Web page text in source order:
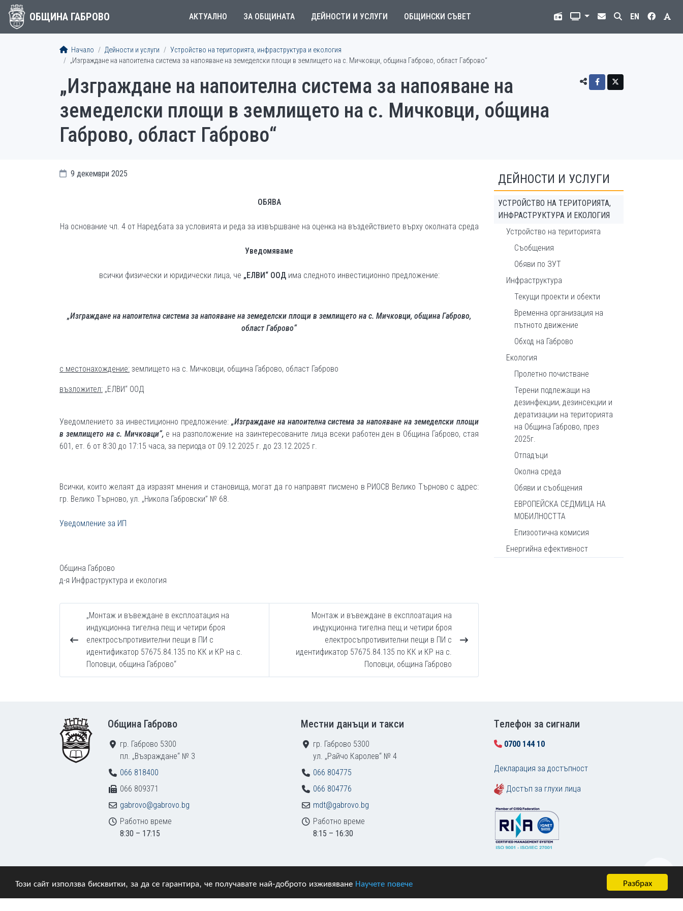
Разбрах
Този сайт използва бисквитки, за да се гарантира, че получавате най-доброто изживяване Научете повече
ОБЩИНА ГАБРОВО АКТУАЛНО ЗА ОБЩИНАТА ДЕЙНОСТИ И УСЛУГИ ОБЩИНСКИ СЪВЕТ EN
Начало Дейности и услуги
Устройство на територията, инфраструктура и екология
„Изграждане на напоителна система за напояване на земеделски площи в землището на с. Мичковци, община Габрово, област Габрово“
„Изграждане на напоителна система за напояване на
земеделски площи в землището на с. Мичковци, община
Габрово, област Габрово“
9 декември 2025
ОБЯВА
На основание чл. 4 от Наредбата за условията и реда за извършване на оценка на въздействието върху околната среда
Уведомяваме
всички физически и юридически лица, че „ЕЛВИ“ ООДима следното инвестиционно предложение:
„Изграждане на напоителна система за напояване на земеделски площи в землището на с. Мичковци, община Габрово,
област Габрово“
с местонахождение: землището на с. Мичковци, община Габрово, област Габрово
възложител: „ЕЛВИ“ ООД
Уведомлението за инвестиционно предложение: „Изграждане на напоителна система за напояване на земеделски площи
в землището на с. Мичковци“, е на разположение на заинтересованите лица всеки работен ден в Община Габрово, стая
601, ет. 6 от 8:30 до 17:15 часа, за периода от 09.12.2025 г. до 23.12.2025 г.
Всички, които желаят да изразят мнения и становища, могат да го направят писмено в РИОСВ Велико Търново с адрес:
гр. Велико Търново, ул. „Никола Габровски” № 68.
Уведомление за ИП
Община Габрово
д-я Инфраструктура и екология
„Монтаж и въвеждане в експлоатация на
индукционна тигелна пещ и четири броя
електросъпротивителни пещи в ПИ с
идентификатор 57675.84.135 по КК и КР на с.
Поповци, община Габрово“
Монтаж и въвеждане в експлоатация на
индукционна тигелна пещ и четири броя
електросъпротивителни пещи в ПИ с
идентификатор 57675.84.135 по КК и КР на с.
Поповци, община Габрово
ДЕЙНОСТИ И УСЛУГИ
УСТРОЙСТВО НА ТЕРИТОРИЯТА,
ИНФРАСТРУКТУРА И ЕКОЛОГИЯ
Устройство на територията
Съобщения
Обяви по ЗУТ
Инфраструктура
Текущи проекти и обекти
Временна организация на
пътното движение
Обход на Габрово
Екология
Пролетно почистване
Терени подлежащи на
дезинфекции, дезинсекции и
дератизации на територията
на Община Габрово, през
2025г.
Отпадъци
Околна среда
Обяви и съобщения
ЕВРОПЕЙСКА СЕДМИЦА НА
МОБИЛНОСТТА
Епизоотична комисия
Енергийна ефективност
Община Габрово
гр. Габрово 5300
пл. „Възраждане“ № 3
066 818400
066 809371
gabrovo@gabrovo.bg
Работно време
8:30 – 17:15
Местни данъци и такси
гр. Габрово 5300
ул. „Райчо Каролев“ № 4
066 804775
066 804776
mdt@gabrovo.bg
Работно време
8:15 – 16:30
Tелефон за сигнали
0700 144 10
Декларация за достъпност
Достъп за глухи лица
© 2009–2026 Община Габрово. Всички права запазени.